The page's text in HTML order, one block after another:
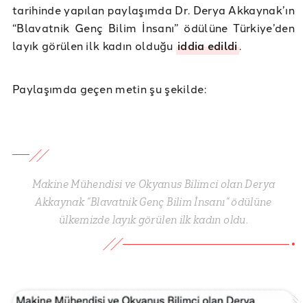
tarihinde yapılan paylaşımda Dr. Derya Akkaynak’ın
“Blavatnik Genç Bilim İnsanı” ödülüne Türkiye’den
layık görülen ilk kadın olduğu iddia edildi.
Paylaşımda geçen metin şu şekilde:
Makine Mühendisi ve Okyanus Bilimci olan Derya
Akkaynak “Blavatnik Genç Bilim İnsanı” ödülüne
ülkemizde layık görülen ilk kadın oldu.